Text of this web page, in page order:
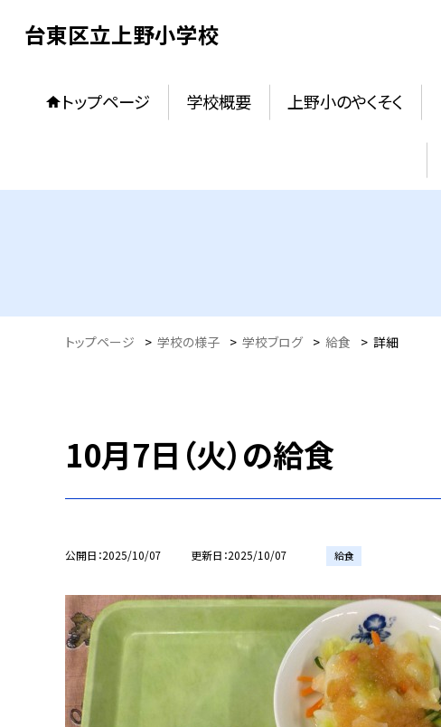
台東区立上野小学校
トップページ 学校概要 上野小のやくそく
トップページ > 学校の様子 > 学校ブログ > 給食 > 詳細
10月7日（火）の給食
公開日 2025/10/07 更新日 2025/10/07 給食